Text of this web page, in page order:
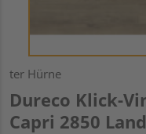
ter Hürne
Dureco Klick-
Capri 2850